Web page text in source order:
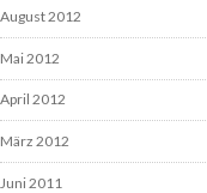
August 2012
Mai 2012
April 2012
März 2012
Juni 2011